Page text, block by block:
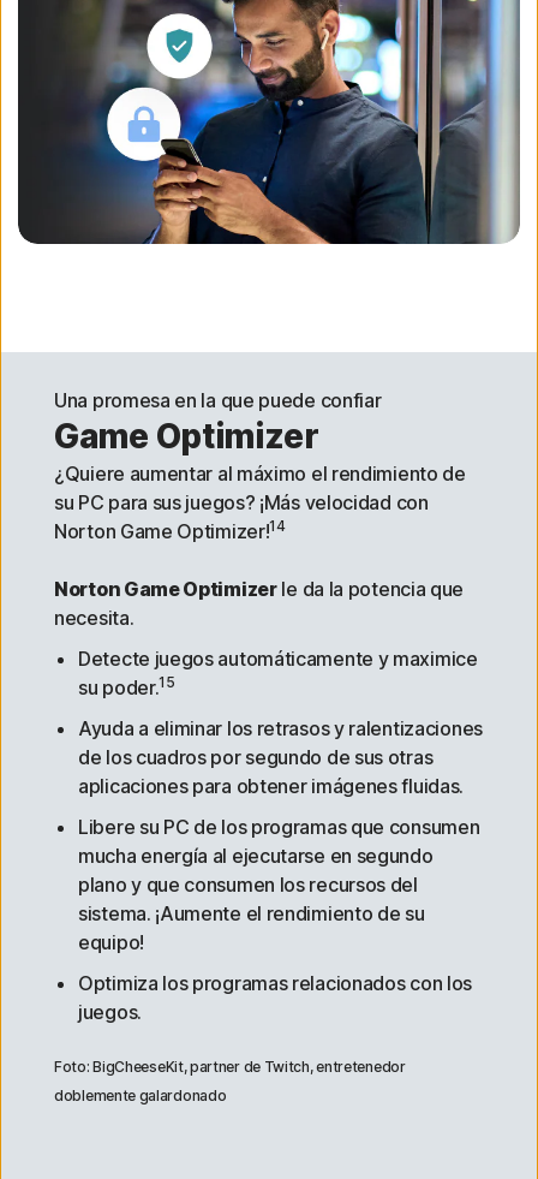
Una promesa en la que puede confiar
Game Optimizer
¿Quiere aumentar al máximo el rendimiento de
su PC para sus juegos? ¡Más velocidad con
Norton Game Optimizer!14
Norton Game Optimizerle da la potencia que
necesita.
Detecte juegos automáticamente y maximice
su poder.15
Ayuda a eliminar los retrasos y ralentizaciones
de los cuadros por segundo de sus otras
aplicaciones para obtener imágenes fluidas.
Libere su PC de los programas que consumen
mucha energía al ejecutarse en segundo
plano y que consumen los recursos del
sistema. ¡Aumente el rendimiento de su
equipo!
Optimiza los programas relacionados con los
juegos.
Foto: BigCheeseKit, partner de Twitch, entretenedor
doblemente galardonado